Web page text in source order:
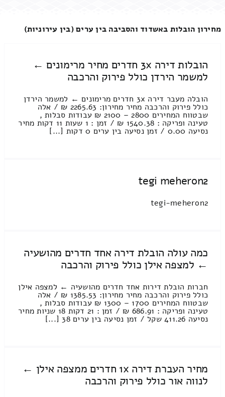
מחירון הובלות באשדוד והסביבה בין ערים (בין עירוניות)
הובלות דירה 3x חדרים מחיר מרימונים ←
למשמר הירדן כולל פירוק והרכבה
הובלה מעבר דירה 3x חדרים מרימונים ← למשמר הירדן
כולל פירוק והרכבה מחיר מחירון: 2265.63 ₪ / אלה
שבטווח המחירים 2800 – 2100 ₪ עבודות סבלות ,
טעינה ופריקה : 1540.38 ₪ / זמן : 1 שעות 11 דקות מחיר
נסיעה 0.00 / זמן נסיעה בין ערים 0 דקות [...]
tegi meheron2
tegi-meheron2
כמה עולה הובלת דירה אחד חדרים מהושעיה
← למצפה אילן כולל פירוק והרכבה
חברות הובלת דירות אחד חדרים מהושעיה ← למצפה אילן
כולל פירוק והרכבה מחיר מחירון: 1385.53 ₪ / אלה
שבטווח המחירים 1700 – 1300 ₪ עבודות סבלות ,
טעינה ופריקה : 686.91 ₪ / זמן : 21 דקות 18 שניות מחיר
נסיעה 411.26 שקל / זמן נסיעה בין ערים 38 [...]
מחיר העברת דירה 1x חדרים ממצפה אילן ←
לנווה אור כולל פירוק והרכבה